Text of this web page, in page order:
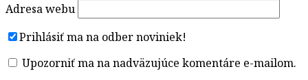
Adresa webu
Prihlásiť ma na odber noviniek!
Upozorniť ma na nadväzujúce komentáre e-mailom.